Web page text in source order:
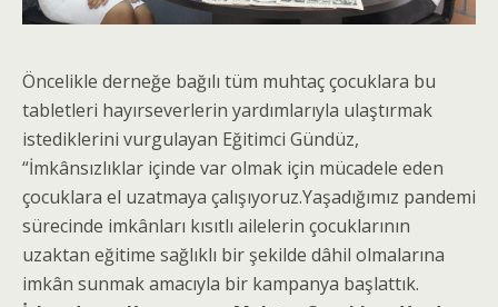
Öncelikle derneğe bağılı tüm muhtaç çocuklara bu
tabletleri hayırseverlerin yardımlarıyla ulaştırmak
istediklerini vurgulayan Eğitimci Gündüz,
“İmkânsızlıklar içinde var olmak için mücadele eden
çocuklara el uzatmaya çalışıyoruz.Yaşadığımız pandemi
sürecinde imkânları kısıtlı ailelerin çocuklarının
uzaktan eğitime sağlıklı bir şekilde dâhil olmalarına
imkân sunmak amacıyla bir kampanya başlattık.